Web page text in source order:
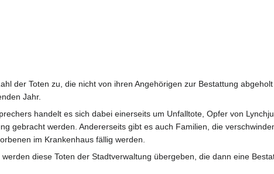
der Toten zu, die nicht von ihren Angehörigen zur Bestattung
Jahr.
handelt es sich dabei einerseits um Unfalltote, Opfer von
gebracht werden. Andererseits gibt es auch Familien, die
im Krankenhaus fällig werden.
diese Toten der Stadtverwaltung übergeben, die dann eine